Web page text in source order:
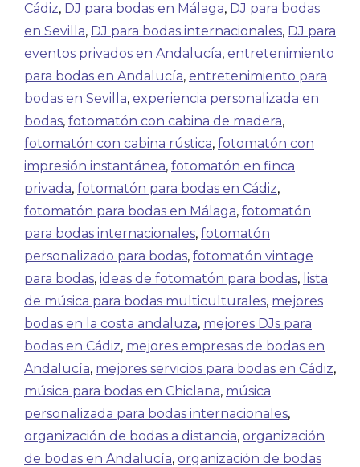
Cádiz, DJ para bodas en Málaga, DJ para bodas
en Sevilla, DJ para bodas internacionales, DJ para
eventos privados en Andalucía, entretenimiento
para bodas en Andalucía, entretenimiento para
bodas en Sevilla, experiencia personalizada en
bodas, fotomatón con cabina de madera,
fotomatón con cabina rústica, fotomatón con
impresión instantánea, fotomatón en finca
privada, fotomatón para bodas en Cádiz,
fotomatón para bodas en Málaga, fotomatón
para bodas internacionales, fotomatón
personalizado para bodas, fotomatón vintage
para bodas, ideas de fotomatón para bodas, lista
de música para bodas multiculturales, mejores
bodas en la costa andaluza, mejores DJs para
bodas en Cádiz, mejores empresas de bodas en
Andalucía, mejores servicios para bodas en Cádiz,
música para bodas en Chiclana, música
personalizada para bodas internacionales,
organización de bodas a distancia, organización
de bodas en Andalucía, organización de bodas